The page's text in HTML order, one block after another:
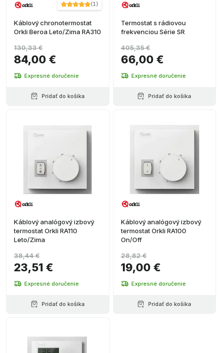
(1)
Káblový chronotermostat
Orkli Beroa Leto/Zima RA310
84,00 €
130,33 €
Expresné doručenie
Pridať do košíka
Termostat s rádiovou
frekvenciou Série SR
66,00 €
405,35 €
Expresné doručenie
Pridať do košíka
Káblový analógový izbový
termostat Orkli RA110
Leto/Zima
23,51 €
38,44 €
Expresné doručenie
Pridať do košíka
Káblový analógový izbový
termostat Orkli RA100
On/Off
19,00 €
28,82 €
Expresné doručenie
Pridať do košíka